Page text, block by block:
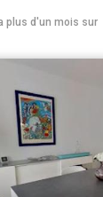
plus d'un mois sur